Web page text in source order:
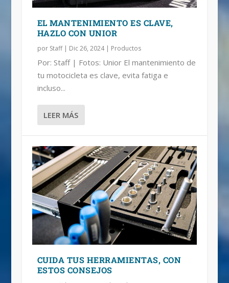
EL MANTENIMIENTO ES CLAVE,
HAZLO CON UNIOR
por Staff| Dic 26, 2024| Productos
Por: Staff | Fotos: Unior El mantenimiento de
tu motocicleta es clave, evita fatiga e
incluso...
LEER MÁS
CUIDA TUS HERRAMIENTAS, CON
ESTOS CONSEJOS